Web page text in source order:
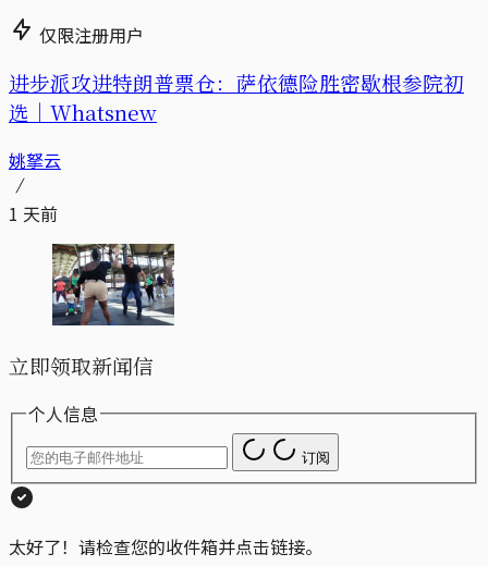
仅限注册用户
进步派攻进特朗普票仓：萨依德险胜密歇根参院初
选｜Whatsnew
姚拏云
1 天前
立即领取新闻信
个人信息
订阅
太好了！请检查您的收件箱并点击链接。